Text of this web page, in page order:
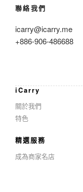
聯絡我們
icarry@icarry.me
+886-906-486688
iCarry
關於我們
特色
精選服務
成為商家名店